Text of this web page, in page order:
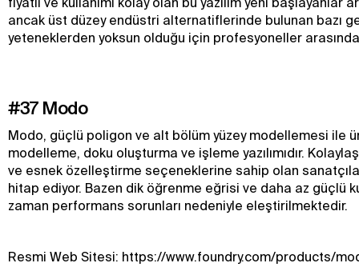
ancak üst düzey endüstri alternatiflerinde bulunan bazı
yeteneklerden yoksun olduğu için profesyoneller
#37 Modo
Modo, güçlü poligon ve alt bölüm yüzey modellemesi ile
modelleme, doku oluşturma ve işleme yazılımıdır.
ve esnek özelleştirme seçeneklerine sahip olan
hitap ediyor. Bazen dik öğrenme eğrisi ve daha az güçlü
zaman performans sorunları nedeniyle eleştirilmektedir.
Resmi Web Sitesi: https://www.foundry.com/products/